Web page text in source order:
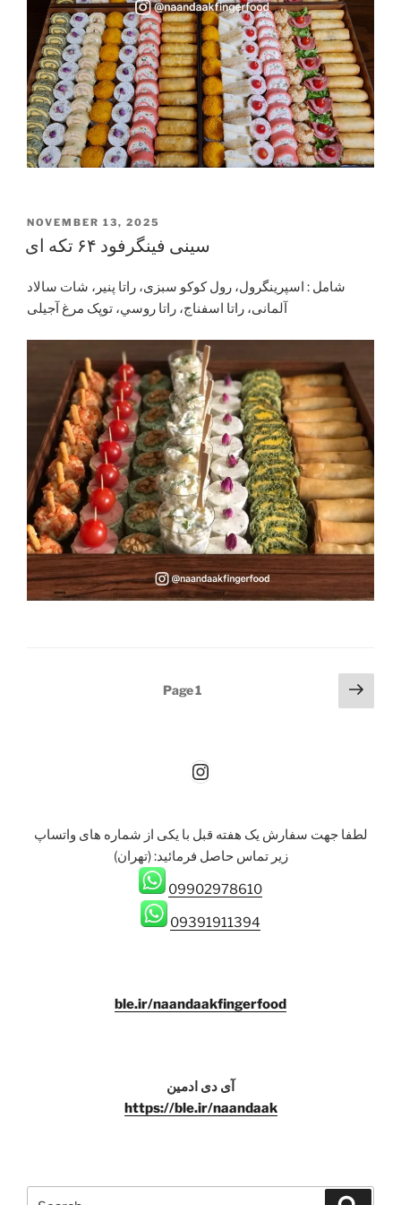
POSTED
ON
NOVEMBER 13, 2025
سینی فینگرفود ۶۴ تکه ای
شامل : اسپرینگرول، رول کوکو سبزی، راتا پنیر، شات سالاد
آلمانی، راتا اسفناج، راتا روسي، توپک مرغ آجیلی
Page1
Next
page
Instagram
لطفا جهت سفارش یک هفته قبل با یکی از شماره های واتساپ
زیر تماس حاصل فرمائيد: (تهران)
09902978610
09391911394
ble.ir/naandaakfingerfood
آی دی ادمین
https://ble.ir/naandaak